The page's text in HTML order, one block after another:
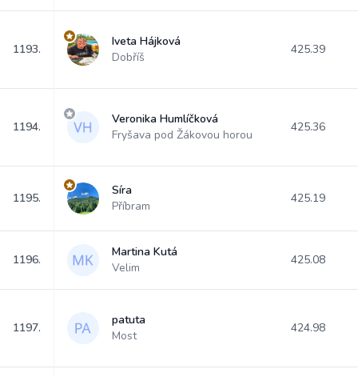
1193.
Iveta Hájková
Dobříš
425.39
1194.
Veronika Humlíčková
Fryšava pod Žákovou horou
425.36
1195.
Síra
Příbram
425.19
1196.
Martina Kutá
Velim
425.08
1197.
patuta
Most
424.98